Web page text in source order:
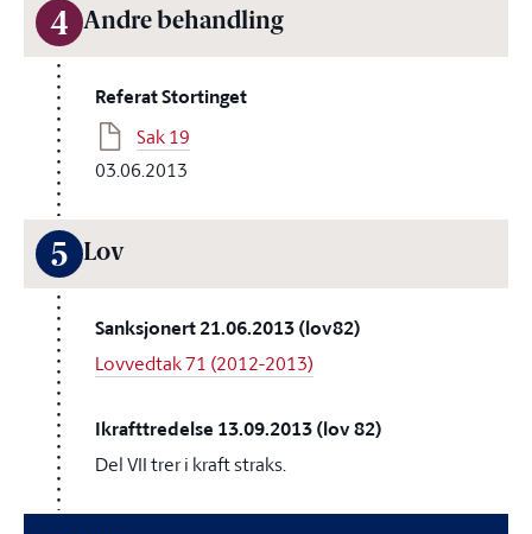
4 Andre behandling
Referat Stortinget
Sak 19
03.06.2013
5 Lov
Sanksjonert 21.06.2013 (lov82)
Lovvedtak 71 (2012-2013)
Ikrafttredelse 13.09.2013 (lov 82)
Del VII trer i kraft straks.